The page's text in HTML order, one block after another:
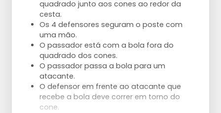
quadrado junto aos cones ao redor da
cesta.
Os 4 defensores seguram o poste com
uma mão.
O passador está com a bola fora do
quadrado dos cones.
O passador passa a bola para um
atacante.
O defensor em frente ao atacante que
recebe a bola deve correr em torno do
cone.